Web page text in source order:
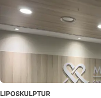
LIPOSKULPTUR